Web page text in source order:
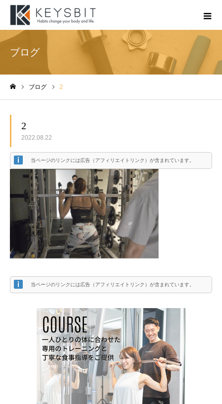
ブログ
ブログ 2
2
2022.08.22
当ページのリンクには広告（アフィリエイトリンク）が含まれています。
当ページのリンクには広告（アフィリエイトリンク）が含まれています。